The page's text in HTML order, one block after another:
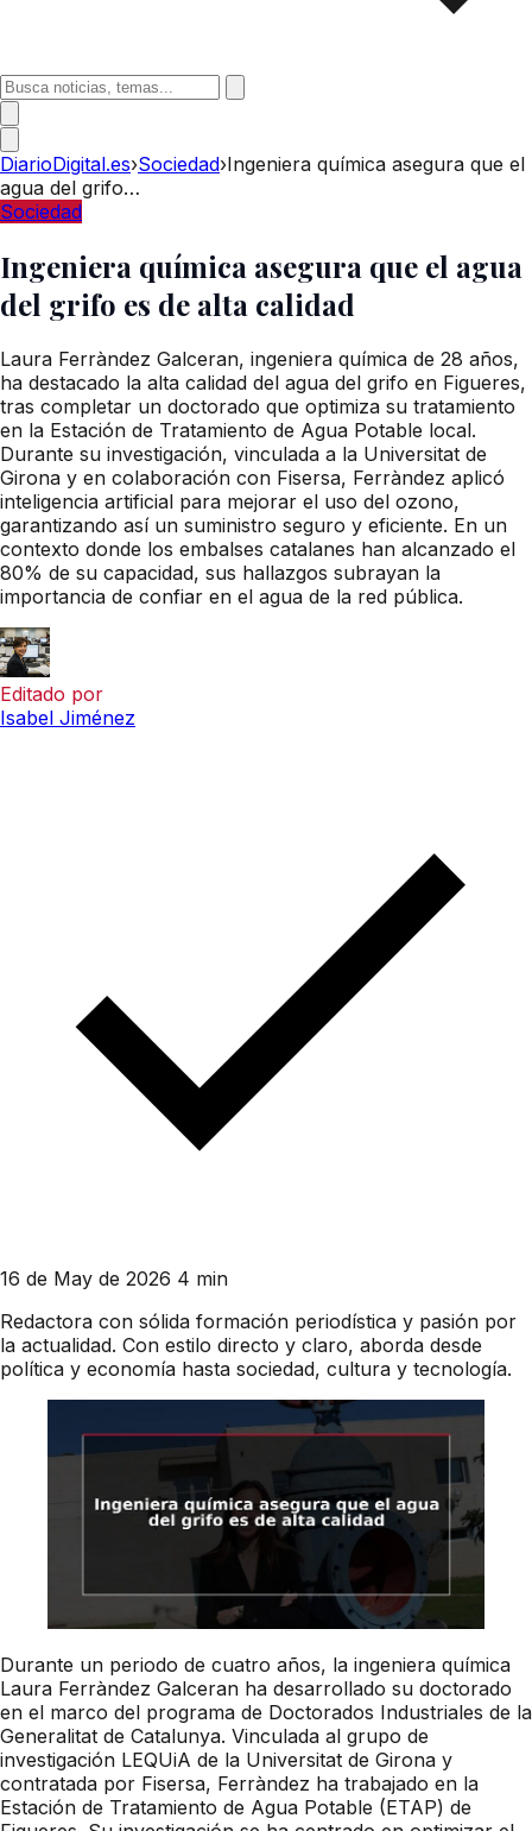
DiarioDigital.es›Sociedad›Ingeniera química asegura que el
agua del grifo…
Sociedad
Ingeniera química asegura que el agua
del grifo es de alta calidad
Laura Ferràndez Galceran, ingeniera química de 28 años,
ha destacado la alta calidad del agua del grifo en Figueres,
tras completar un doctorado que optimiza su tratamiento
en la Estación de Tratamiento de Agua Potable local.
Durante su investigación, vinculada a la Universitat de
Girona y en colaboración con Fisersa, Ferràndez aplicó
inteligencia artificial para mejorar el uso del ozono,
garantizando así un suministro seguro y eficiente. En un
contexto donde los embalses catalanes han alcanzado el
80% de su capacidad, sus hallazgos subrayan la
importancia de confiar en el agua de la red pública.
Editado por
Isabel Jiménez
16 de May de 2026 4 min
Redactora con sólida formación periodística y pasión por
la actualidad. Con estilo directo y claro, aborda desde
política y economía hasta sociedad, cultura y tecnología.
Durante un periodo de cuatro años, la ingeniera química
Laura Ferràndez Galceran ha desarrollado su doctorado
en el marco del programa de Doctorados Industriales de la
Generalitat de Catalunya. Vinculada al grupo de
investigación LEQUiA de la Universitat de Girona y
contratada por Fisersa, Ferràndez ha trabajado en la
Estación de Tratamiento de Agua Potable (ETAP) de